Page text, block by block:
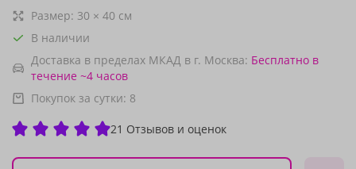
Размер: 30 × 40 см
В наличии
Доставка в пределах МКАД в г. Москва: Бесплатно в
течение ~4 часов
Покупок за сутки: 8
21 Отзывов и оценок